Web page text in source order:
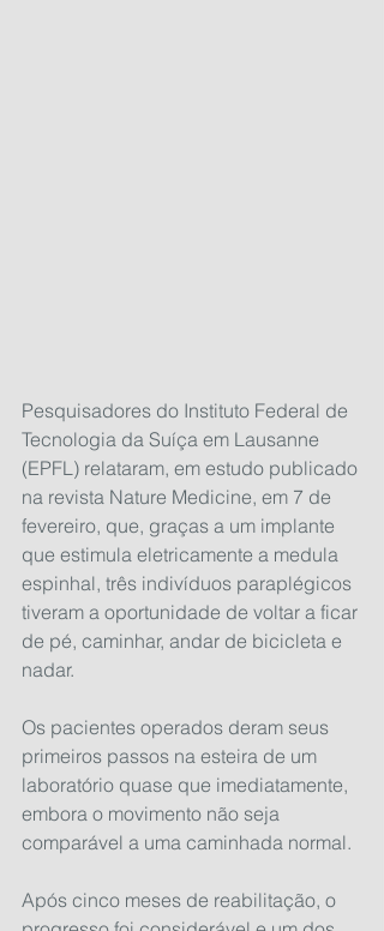
Pesquisadores do Instituto Federal de
Tecnologia da Suíça em Lausanne
(EPFL) relataram, em estudo publicado
na revista Nature Medicine, em 7 de
fevereiro, que, graças a um implante
que estimula eletricamente a medula
espinhal, três indivíduos paraplégicos
tiveram a oportunidade de voltar a ficar
de pé, caminhar, andar de bicicleta e
nadar.
Os pacientes operados deram seus
primeiros passos na esteira de um
laboratório quase que imediatamente,
embora o movimento não seja
comparável a uma caminhada normal.
Após cinco meses de reabilitação, o